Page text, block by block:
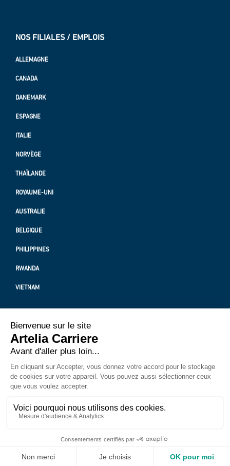
NOS FILIALES / EMPLOIS
ALLEMAGNE
CANADA
DANEMARK
ESPAGNE
ITALIE
NORVÈGE
THAÏLANDE
ROYAUME-UNI
AUSTRALIE
BELGIQUE
PHILIPPINES
RWANDA
VIETNAM
MENTION LÉGALES
A PROPOS DE NOUS